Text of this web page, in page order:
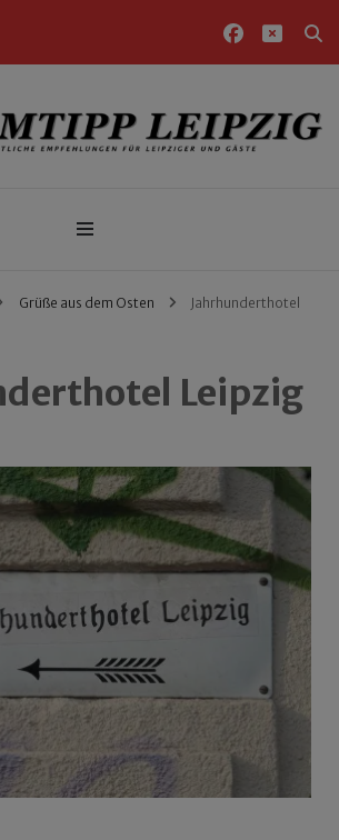
für Leipziger und Gäste
Grüße aus dem Osten
Jahrhunderthotel
Leipzig